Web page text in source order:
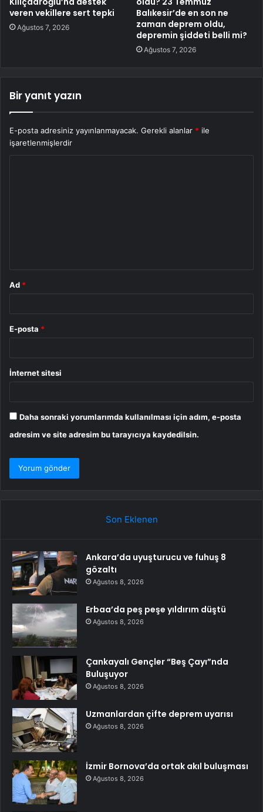
veren vekillere sert tepki
Ağustos 7, 2026
Balıkesir’de en son ne
zaman deprem oldu,
depremin şiddeti belli mi?
Ağustos 7, 2026
Bir yanıt yazın
E-posta adresiniz yayınlanmayacak. Gerekli alanlar * ile
işaretlenmişlerdir
Ad *
E-posta *
İnternet sitesi
Daha sonraki yorumlarımda kullanılması için adım, e-posta
adresim ve site adresim bu tarayıcıya kaydedilsin.
Son Eklenen
Ankara’da uyuşturucu ve fuhuş 8
gözaltı
Ağustos 8, 2026
Erbaa’da peş peşe yıldırım düştü
Ağustos 8, 2026
Çankayalı Gençler “Beş Çayı”nda
Buluşuyor
Ağustos 8, 2026
Uzmanlardan çifte deprem uyarısı
Ağustos 8, 2026
İzmir Bornova’da ortak akıl buluşması
Ağustos 8, 2026